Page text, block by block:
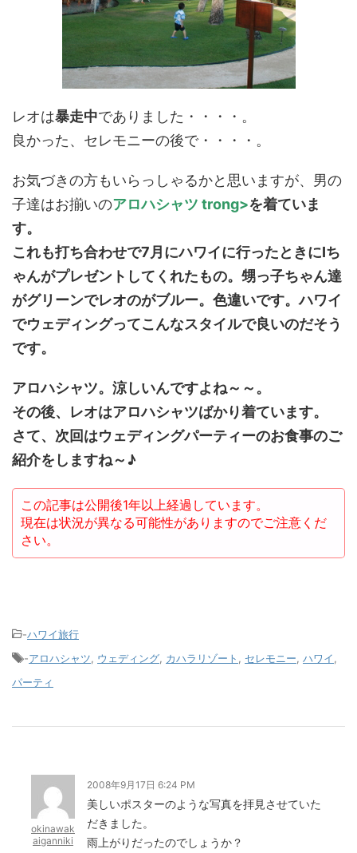
レオは暴走中でありました・・・・。
良かった、セレモニーの後で・・・・。
お気づきの方もいらっしゃるかと思いますが、男の
子達はお揃いのアロハシャツ trong>を着ていま
す。
これも打ち合わせで7月にハワイに行ったときにIち
ゃんがプレゼントしてくれたもの。甥っ子ちゃん達
がグリーンでレオのがブルー。色違いです。ハワイ
でウェディングってこんなスタイルで良いのだそう
です。
アロハシャツ。涼しいんですよね～～。
その後、レオはアロハシャツばかり着ています。
さて、次回はウェディングパーティーのお食事のご
紹介をしますね～♪
この記事は公開後1年以上経過しています。
現在は状況が異なる可能性がありますのでご注意くだ
さい。
-ハワイ旅行
-アロハシャツ ウェディング カハラリゾート セレモニー ハワイ
パーティ
okinawak
aiganniki
2008年9月17日 6:24 PM
美しいポスターのような写真を拝見させていた
だきました。
雨上がりだったのでしょうか？